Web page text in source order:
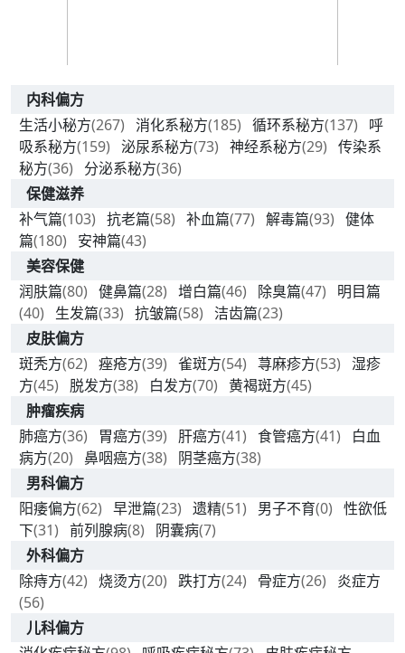
内科偏方
生活小秘方(267) 消化系秘方(185) 循环系秘方(137)
呼
吸系秘方(159) 泌尿系秘方(73) 神经系秘方(29) 传染系
秘方(36) 分泌系秘方(36)
保健滋养
补气篇(103) 抗老篇(58) 补血篇(77) 解毒篇(93) 健体
篇(180) 安神篇(43)
美容保健
润肤篇(80) 健鼻篇(28) 增白篇(46) 除臭篇(47)
明目篇
(40)
生发篇(33) 抗皱篇(58) 洁齿篇(23)
皮肤偏方
斑秃方(62) 痤疮方(39) 雀斑方(54) 荨麻疹方(53)
湿疹
方(45) 脱发方(38) 白发方(70) 黄褐斑方(45)
肿瘤疾病
肺癌方(36) 胃癌方(39) 肝癌方(41) 食管癌方(41)
白血
病方(20) 鼻咽癌方(38) 阴茎癌方(38)
男科偏方
阳痿偏方(62) 早泄篇(23) 遗精(51) 男子不育(0) 性欲低
下(31) 前列腺病(8) 阴囊病(7)
外科偏方
除痔方(42) 烧烫方(20) 跌打方(24) 骨症方(26)
炎症方
(56)
儿科偏方